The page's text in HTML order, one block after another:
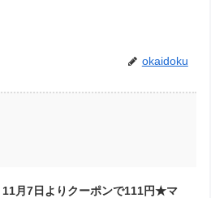
okaidoku
11月7日よりクーポンで111円★マ